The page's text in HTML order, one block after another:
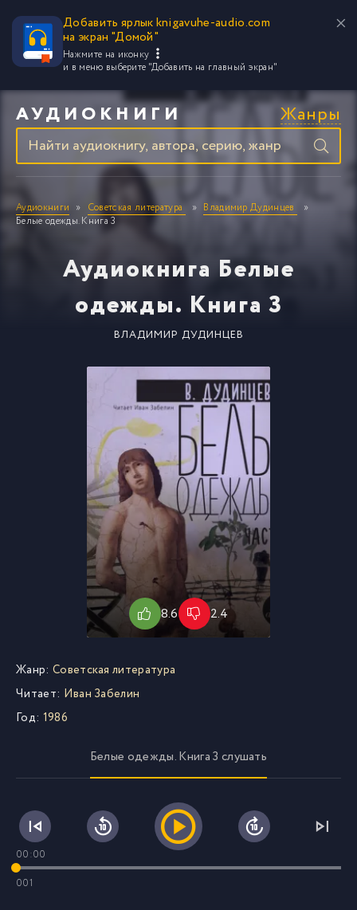
Добавить ярлык knigavuhe-audio.com
на экран "Домой"
Нажмите на иконку
и в меню выберите "Добавить на главный экран"
АУДИОКНИГИ Жанры
Аудиокниги Советская литература
Владимир Дудинцев
Белые одежды. Книга 3
Аудиокнига Белые
одежды. Книга 3
ВЛАДИМИР ДУДИНЦЕВ
8.6 2.4
Жанр: Советская литература
Читает: Иван Забелин
Год: 1986
Белые одежды. Книга 3 слушать
00:00
001